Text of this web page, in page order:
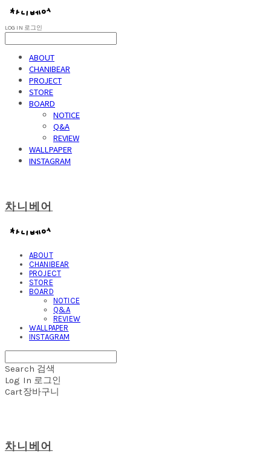
LOG IN 로그인
ABOUT
CHANIBEAR
PROJECT
STORE
BOARD
NOTICE
Q&A
REVIEW
WALLPAPER
INSTAGRAM
차니베어
ABOUT
CHANIBEAR
PROJECT
STORE
BOARD
NOTICE
Q&A
REVIEW
WALLPAPER
INSTAGRAM
Search 검색
Log In 로그인
Cart장바구니
차니베어